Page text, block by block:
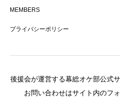
MEMBERS
プライバシーポリシー
後援会が運営する幕総オケ部公式
お問い合わせはサイト内のフ